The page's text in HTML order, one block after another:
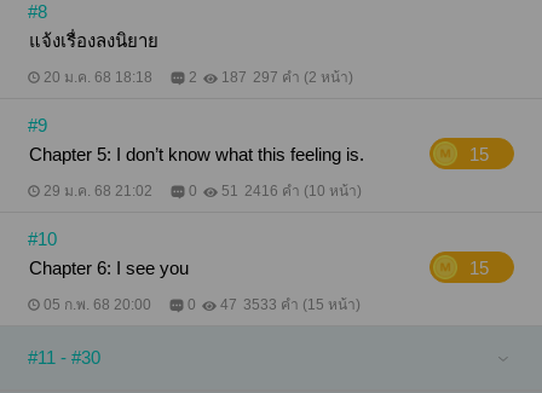
#8
แจ้งเรื่องลงนิยาย
20 ม.ค. 68 18:18 2 187 297 คำ (2 หน้า)
#9
Chapter 5: I don’t know what this feeling is.
15
29 ม.ค. 68 21:02 0 51 2416 คำ (10 หน้า)
#10
Chapter 6: I see you
15
05 ก.พ. 68 20:00 0 47 3533 คำ (15 หน้า)
#11 - #30